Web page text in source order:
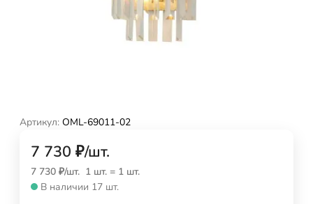
Артикул: OML-69011-02
7 730 ₽/шт.
7 730 ₽/шт. 1 шт. = 1 шт.
В наличии 17 шт.